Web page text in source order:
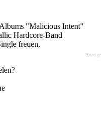
"Malicious Intent"
Hardcore-Band
freuen.
Anzeige